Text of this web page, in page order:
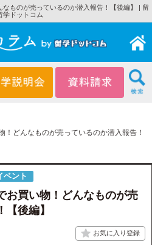
ものが売っているのか潜入報告！【後編】 | 留
学ドットコム
！どんなものが売っているのか潜入報告！
ベント
お買い物！どんなものが売
後編】